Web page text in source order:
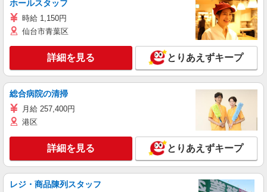
ホールスタッフ
時給 1,150円
仙台市青葉区
詳細を見る とりあえずキープ
総合病院の清掃
月給 257,400円
港区
詳細を見る とりあえずキープ
レジ・商品陳列スタッフ